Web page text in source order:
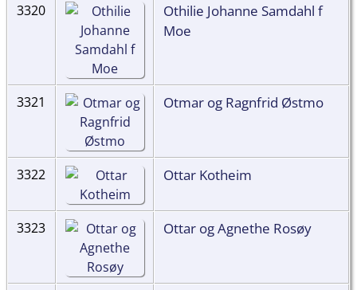
3320
Othilie Johanne Samdahl f
Moe
3321 Otmar og Ragnfrid Østmo
3322 Ottar Kotheim
3323 Ottar og Agnethe Rosøy